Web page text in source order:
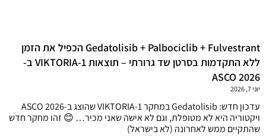
Gedatolisib + Palbociclib + Fulvestrant הכפיל את הזמן
ללא התקדמות בסרטן שד גרורתי – תוצאות VIKTORIA-1 ב-
ASCO 2026
יוני 7, 2026
עדכון חדש: Gedatolisib במחקר VIKTORIA-1 שהוצג ב-ASCO 2026
ויקטוריה היא לא מטופלת, וגם לא אישה שאני מכיר… 😊 זהו מחקר חדש
שהתקיים ממש לאחרונה (לא בישראל)